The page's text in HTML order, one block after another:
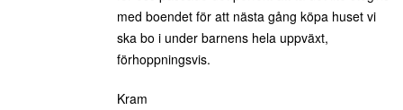
med boendet för att nästa gång köpa huset vi
ska bo i under barnens hela uppväxt,
förhoppningsvis.
Kram